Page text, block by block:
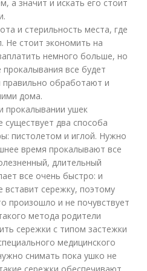
а значит и искать его стоит
и стерильность места, где
Не стоит экономить на
немного больше, но
прокалывания все будет
правильно обработают и
дома.
прокалывании ушек
два способа
пистолетом и иглой. Нужно
время прокалывают все
длительный
все очень быстро: и
вставит сережку, поэтому
произошло и не почувствует
метода родители
сережки с типом застежки
медицинского
снимать пока ушко не